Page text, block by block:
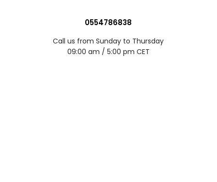
0554786838
Call us from Sunday to Thursday
09:00 am / 5:00 pm CET